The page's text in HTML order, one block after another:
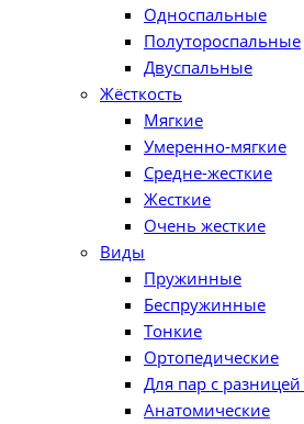
Односпальные
Полутороспальные
Двуспальные
Жёсткость
Мягкие
Умеренно-мягкие
Средне-жесткие
Жесткие
Очень жесткие
Виды
Пружинные
Беспружинные
Тонкие
Ортопедические
Для пар с разницей
Анатомические